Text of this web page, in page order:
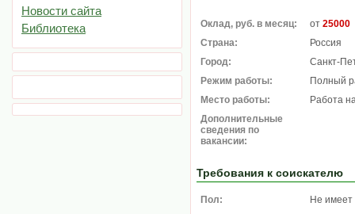
Новости сайта
Библиотека
Оклад, руб. в месяц: от 25000
Страна:
Россия
Город:
Санкт-
Режим работы:
Полный
Место работы:
Работа
Дополнительные
сведения по
вакансии:
Требования к соискателю
Пол:
Не имеет